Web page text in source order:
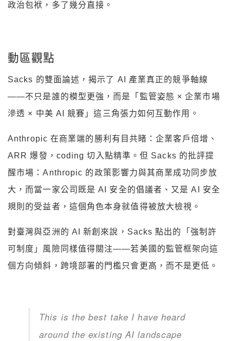
政治包袱，多了幾分直接。
動區觀點
Sacks 的雙面論述，揭示了 AI 產業真正的競爭軸線
——不只是誰的模型更強，而是「監管姿態 × 企業市場
滲透 × 中美 AI 競賽」這三角張力如何互動作用。
Anthropic 在商業端的勝利有目共睹：企業客戶倍增、
ARR 爆發，coding 切入點精準。但 Sacks 的批評提
醒市場：Anthropic 的政策影響力與其商業成功同步放
大，而當一家公司既是 AI 安全的倡議者、又是 AI 安全
規則的受益者，這個角色本身就值得被放大檢視。
對臺灣與亞洲的 AI 新創來說，Sacks 點出的「強制許
可制度」風險同樣值得關注——若美國的監管框架向這
個方向傾斜，跨境部署的門檻只會更高，而不是更低。
This is the best take I have heard
around the existing AI landscape